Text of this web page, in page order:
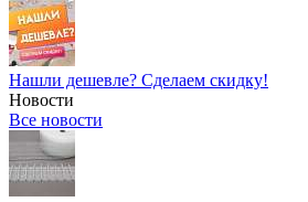
Нашли дешевле? Сделаем скидку!
Новости
Все новости